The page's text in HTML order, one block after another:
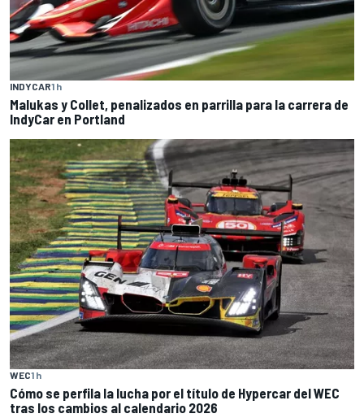
INDYCAR1 h
Malukas y Collet, penalizados en parrilla para la carrera de
IndyCar en Portland
WEC1 h
Cómo se perfila la lucha por el título de Hypercar del WEC
tras los cambios al calendario 2026